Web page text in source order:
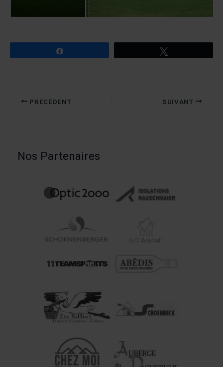
PRÉCÉDENT SUIVANT
Nos Partenaires